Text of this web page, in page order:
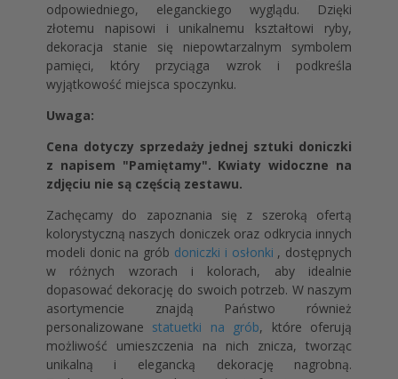
odpowiedniego, eleganckiego wyglądu. Dzięki
złotemu napisowi i unikalnemu kształtowi ryby,
dekoracja stanie się niepowtarzalnym symbolem
pamięci, który przyciąga wzrok i podkreśla
wyjątkowość miejsca spoczynku.
Uwaga:
Cena dotyczy sprzedaży jednej sztuki doniczki
z napisem "Pamiętamy". Kwiaty widoczne na
zdjęciu nie są częścią zestawu.
Zachęcamy do zapoznania się z szeroką ofertą
kolorystyczną naszych doniczek oraz odkrycia innych
modeli donic na grób doniczki i osłonki , dostępnych
w różnych wzorach i kolorach, aby idealnie
dopasować dekorację do swoich potrzeb. W naszym
asortymencie znajdą Państwo również
personalizowane statuetki na grób, które oferują
możliwość umieszczenia na nich znicza, tworząc
unikalną i elegancką dekorację nagrobną.